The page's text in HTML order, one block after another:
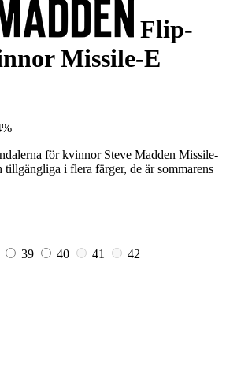
Flip-
Missile-E
för kvinnor Steve Madden Missile-
i flera färger, de är sommarens
39 40 41
42